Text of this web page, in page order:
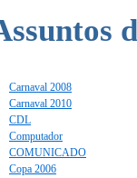
Carnaval 2008
Carnaval 2010
CDL
Computador
COMUNICADO
Copa 2006